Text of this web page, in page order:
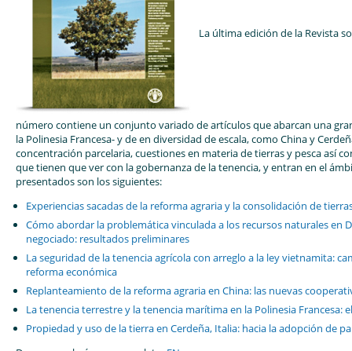
La última edición de la Revista
número contiene un conjunto variado de artículos que abarcan una
la Polinesia Francesa- y de en diversidad de escala, como China y
concentración parcelaria, cuestiones en materia de tierras y pesca así
que tienen que ver con la gobernanza de la tenencia, y entran en el
presentados son los siguientes:
Experiencias sacadas de la reforma agraria y la consolidación de
Cómo abordar la problemática vinculada a los recursos naturales
negociado: resultados preliminares
La seguridad de la tenencia agrícola con arreglo a la ley vietnamita:
reforma económica
Replanteamiento de la reforma agraria en China: las nuevas
La tenencia terrestre y la tenencia marítima en la Polinesia Francesa:
Propiedad y uso de la tierra en Cerdeña, Italia: hacia la adopción de